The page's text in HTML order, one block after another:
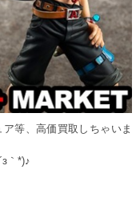
等、高価買取しちゃいま
｀*)♪